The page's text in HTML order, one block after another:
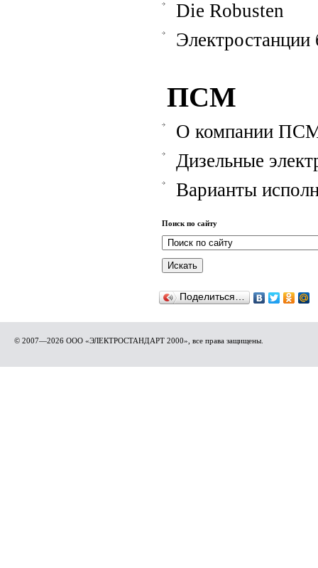
Die Robusten
ПСМ
О компании
Дизельные
Варианты
Поиск по сайту
Поделиться…
© 2007—2026 ООО «ЭЛЕКТРОСТАНДАРТ 2000», все права защищены.